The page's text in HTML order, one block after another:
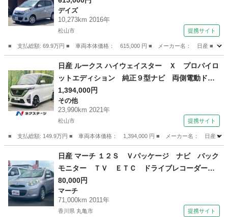
アコン パワーウィンドウ （検10.4）
デイズ
10,273km 2016年
松山市 提携サイト
■ 支払総額: 69.9万円 ■ 車両本体価格： 615,000 円 ■ メーカー名： 日産 ■ 車
デイズ
日産 ルークス ハイウェイスター Ｘ プロパイロ
ットエディション 純正９型ナビ 両側電動ド
ア 全周囲カメラ インテリジェントエマージェ
ンシーブレーキ プロパイロット 禁煙車 ドラ
レコ コーナーセンサー スマートキー ＬＥＤ
ヘッド ＥＴＣ 純正１４インチアルミ （車検整
備付）
1,394,000円
その他
23,990km 2021年
松山市 提携サイト
■ 支払総額: 149.9万円 ■ 車両本体価格： 1,394,000 円 ■ メーカー名： 日産
その他
日産 マーチ １２Ｓ Ｖパッケージ ナビ バック
モニター ＴＶ ＥＴＣ ドライブレコーダー
（検8.9）
80,000円
マーチ
71,000km 2011年
香川県 丸亀市 提携サイト